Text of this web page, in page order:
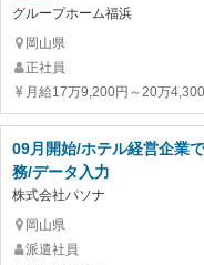
グループホーム福浜
岡山県
正社員
月給17万9,200円～20万
09月開始/ホテル経営企業
務/データ入力
株式会社パソナ
岡山県
派遣社員